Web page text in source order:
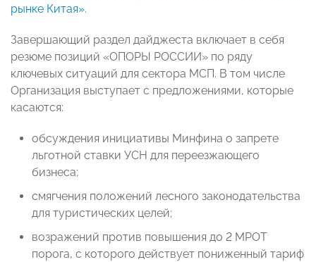
рынке Китая».
Завершающий раздел дайджеста включает в себя
резюме позиций «ОПОРЫ РОССИИ» по ряду
ключевых ситуаций для сектора МСП. В том числе
Организация выступает с предложениями, которые
касаются:
обсуждения инициативы Минфина о запрете
льготной ставки УСН для переезжающего
бизнеса;
смягчения положений лесного законодательства
для туристических целей;
возражений против повышения до 2 МРОТ
порога, с которого действует пониженный тариф